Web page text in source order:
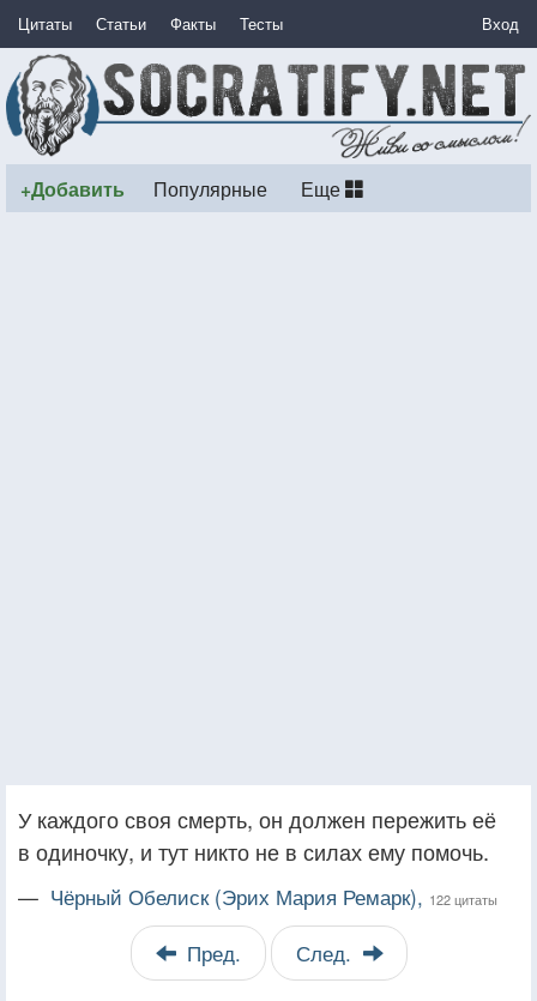
Цитаты Статьи Факты Тесты Вход
+Добавить Популярные Еще
У каждого своя смерть, он должен пережить её
в одиночку, и тут никто не в силах ему помочь.
— Чёрный Обелиск (Эрих Мария Ремарк), 122 цитаты
Пред. След.